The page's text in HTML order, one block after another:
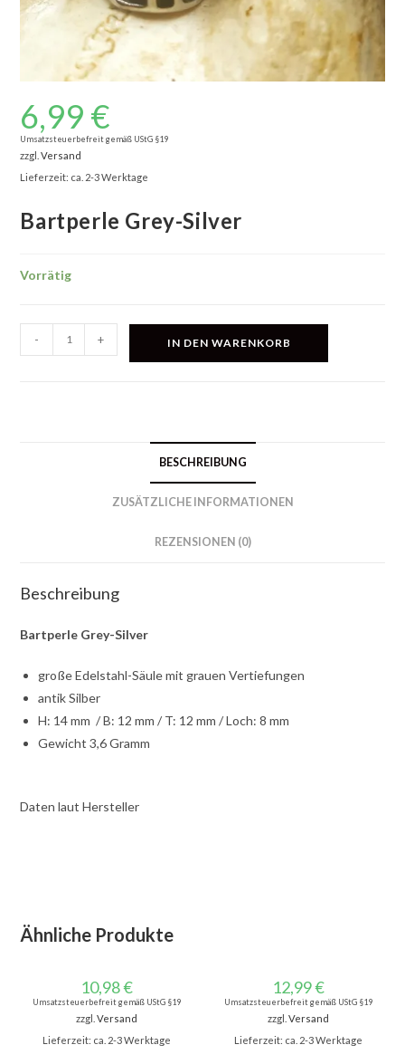
6,99 €
Umsatzsteuerbefreit gemäß UStG §19
zzgl.Versand
Lieferzeit: ca. 2-3 Werktage
Bartperle Grey-Silver
Vorrätig
Bartperle
Grey-
- + IN DEN WARENKORB
BESCHREIBUNG
ZUSÄTZLICHE INFORMATIONEN
REZENSIONEN (0)
Beschreibung
Bartperle Grey-Silver
große Edelstahl-Säule mit grauen Vertiefungen
antik Silber
H: 14 mm / B: 12 mm / T: 12 mm / Loch: 8 mm
Gewicht 3,6 Gramm
Daten laut Hersteller
Ähnliche Produkte
10,98€
Umsatzsteuerbefreit gemäß UStG §19
zzgl.Versand
Lieferzeit: ca. 2-3 Werktage
12,99€
Umsatzsteuerbefreit gemäß UStG §19
zzgl. Versand
Lieferzeit: ca. 2-3 Werktage